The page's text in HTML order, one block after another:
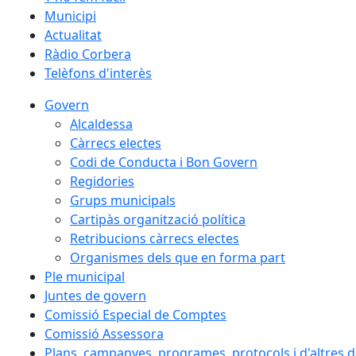
Municipi
Actualitat
Ràdio Corbera
Telèfons d'interès
Govern
Alcaldessa
Càrrecs electes
Codi de Conducta i Bon Govern
Regidories
Grups municipals
Cartipàs organització política
Retribucions càrrecs electes
Organismes dels que en forma part
Ple municipal
Juntes de govern
Comissió Especial de Comptes
Comissió Assessora